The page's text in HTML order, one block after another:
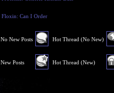
Floxin: Can I Order
No New Posts
New Posts
Hot Thread (No New)
Hot Thread (New)